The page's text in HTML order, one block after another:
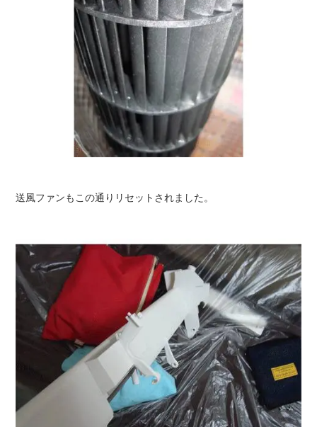
送風ファンもこの通りリセットされました。